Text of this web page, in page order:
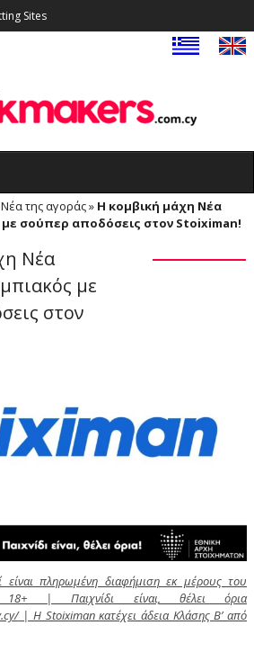
Sites
Νέα της αγοράς» Η κομβική μάχη Νέα
σούπερ αποδόσεις στον Stoiximan!
Νέα
με
στον
είναι πληρωμένη διαφήμιση εκ μέρους του
| Παιχνίδι είναι, θέλει όρια
| Η Stoiximan κατέχει άδεια Κλάσης Β’ από